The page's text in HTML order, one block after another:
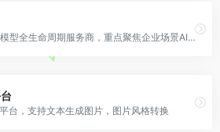
一站式企业应用AI模型全生命周期服务商，重点聚焦企业场景AI学习模型中的数据收集、模型训练、模型评估、模型管理、模型部署、模型监控预警和模型迭代等关键环节
台，支持文本生成图片，图片风格转换